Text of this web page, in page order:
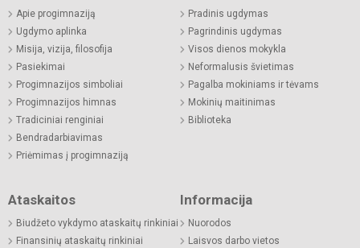
Apie progimnaziją
Ugdymo aplinka
Misija, vizija, filosofija
Pasiekimai
Progimnazijos simboliai
Progimnazijos himnas
Tradiciniai renginiai
Bendradarbiavimas
Priėmimas į progimnaziją
Pradinis ugdymas
Pagrindinis ugdymas
Visos dienos mokykla
Neformalusis švietimas
Pagalba mokiniams ir tėvams
Mokinių maitinimas
Biblioteka
Ataskaitos
Biudžeto vykdymo ataskaitų rinkiniai
Finansinių ataskaitų rinkiniai
Informacija
Nuorodos
Laisvos darbo vietos